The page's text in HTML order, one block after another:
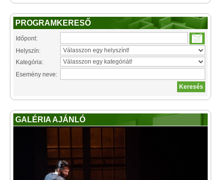
PROGRAMKERESŐ
Időpont:
Helyszín:
Kategória:
Esemény neve:
GALÉRIA AJÁNLÓ